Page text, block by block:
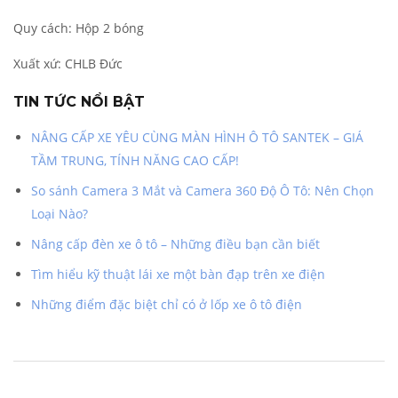
Quy cách: Hộp 2 bóng
Xuất xứ: CHLB Đức
TIN TỨC NỔI BẬT
NÂNG CẤP XE YÊU CÙNG MÀN HÌNH Ô TÔ SANTEK – GIÁ
TẦM TRUNG, TÍNH NĂNG CAO CẤP!
So sánh Camera 3 Mắt và Camera 360 Độ Ô Tô: Nên Chọn
Loại Nào?
Nâng cấp đèn xe ô tô – Những điều bạn cần biết
Tìm hiểu kỹ thuật lái xe một bàn đạp trên xe điện
Những điểm đặc biệt chỉ có ở lốp xe ô tô điện